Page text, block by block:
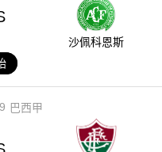
沙佩科恩斯
巴西甲